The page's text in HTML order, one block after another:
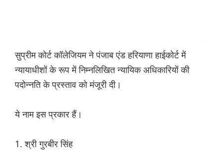
सुप्रीम कोर्ट कॉलेजियम ने पंजाब एंड हरियाणा हाईकोर्ट में
न्यायाधीशों के रूप में निम्नलिखित न्यायिक अधिकारियों की
पदोन्नति के प्रस्ताव को मंजूरी दी।
ये नाम इस प्रकार हैं।
1. श्री गुरबीर सिंह